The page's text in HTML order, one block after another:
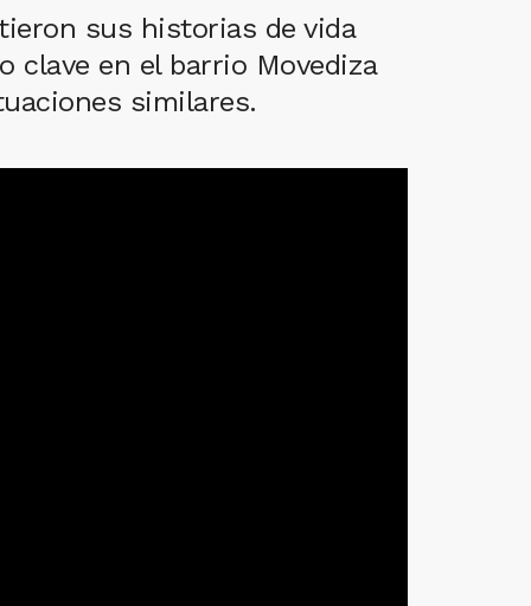
sus historias de vida
en el barrio Movediza
similares.